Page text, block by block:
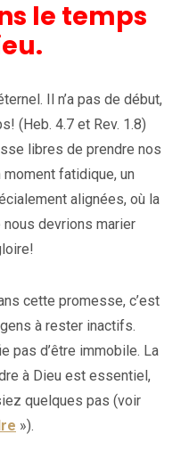
le temps
Il n’a pas de début,
(Heb. 4.7 et Rev. 1.8)
libres de prendre nos
moment fatidique, un
alignées, où la
devrions marier
cette promesse, c’est
à rester inactifs.
pas d’être immobile. La
à Dieu est essentiel,
quelques pas (voir
»).